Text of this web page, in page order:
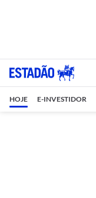
HOJE E-INVESTIDOR